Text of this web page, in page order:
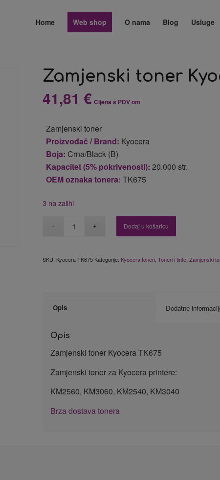
Home Web shop O nama Blog Usluge
Zamjenski toner
41,81€ Cijena s PDV om
Zamjenski toner
Proizvođač / Brand: Kyocera
Boja: Crna/Black (B)
Kapacitet (5% pokrivenosti):20.000 str.
OEM oznaka tonera: TK675
3 na zalihi
Dodaj u košaricu
SKU: Kyocera TK675 Kategorije: Kyocera toneri ,Toneri i tinte ,Zamjenski
Opis Dodatne
Opis
Zamjenski toner Kyocera TK675
Zamjenski toner za Kyocera printere:
KM2560, KM3060, KM2540, KM3040
Brza dostava tonera